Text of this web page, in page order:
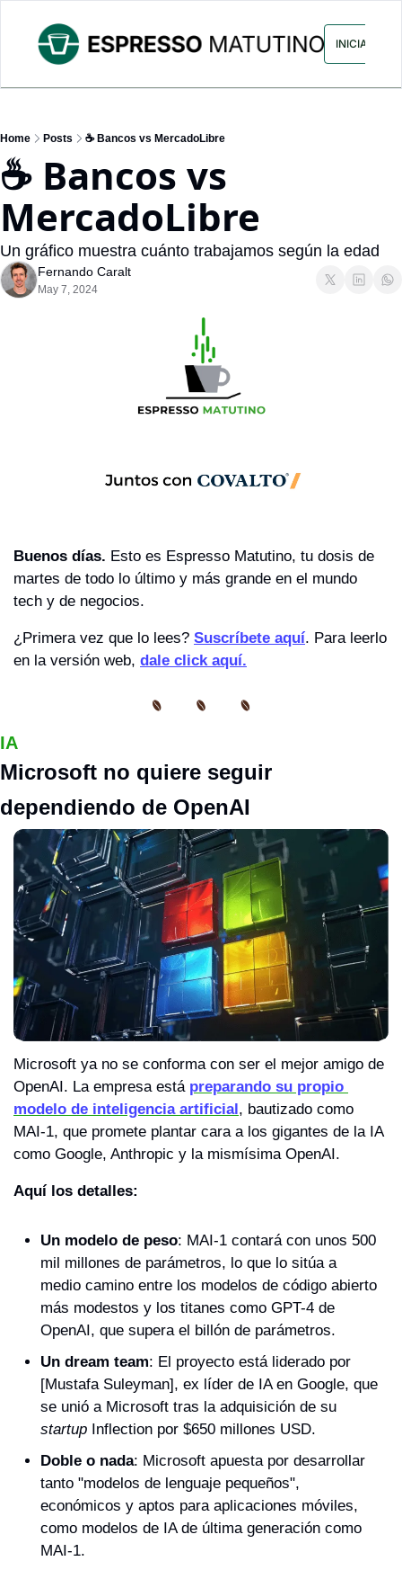
ARCHIVO ANUNCIA CON
INICIAR
Home Posts ☕ Bancos vs MercadoLibre
☕ Bancos vs
MercadoLibre
Un gráfico muestra cuánto trabajamos según la edad
Fernando Caralt
May 7, 2024
Buenos días. Esto es Espresso Matutino, tu dosis de
martes de todo lo último y más grande en el mundo
tech y de negocios.
¿Primera vez que lo lees? Suscríbete aquí. Para leerlo
en la versión web, dale click aquí.
IA
Microsoft no quiere seguir
dependiendo de OpenAI
Microsoft ya no se conforma con ser el mejor amigo de
OpenAI. La empresa está preparando su propio
modelo de inteligencia artificial, bautizado como
MAI-1, que promete plantar cara a los gigantes de la IA
como Google, Anthropic y la mismísima OpenAI.
Aquí los detalles:
Un modelo de peso: MAI-1 contará con unos 500
mil millones de parámetros, lo que lo sitúa a
medio camino entre los modelos de código abierto
más modestos y los titanes como GPT-4 de
OpenAI, que supera el billón de parámetros.
Un dream team: El proyecto está liderado por
[Mustafa Suleyman], ex líder de IA en Google, que
startup Inflection por $650 millones USD.
Doble o nada: Microsoft apuesta por desarrollar
tanto "modelos de lenguaje pequeños",
económicos y aptos para aplicaciones móviles,
como modelos de IA de última generación como
MAI-1.